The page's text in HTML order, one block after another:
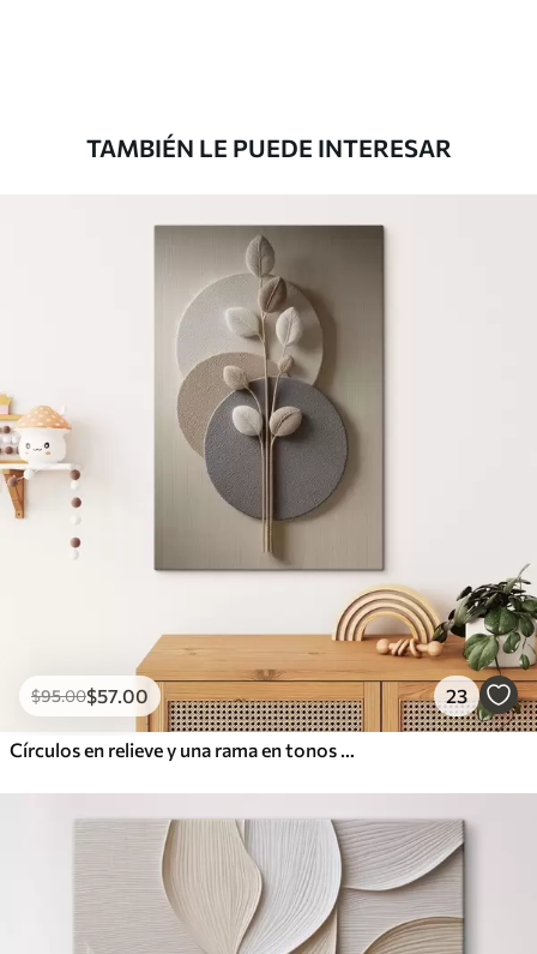
TAMBIÉN LE PUEDE INTERESAR
$95.00$57.00 23
Círculos en relieve y una rama en tonos neutros cálidos